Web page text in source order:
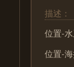
描述：
位置-
位置-